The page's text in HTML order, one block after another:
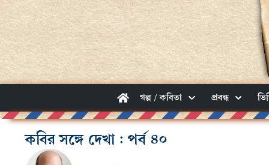
গল্প / কবিতা প্রবন্ধ
কবির সঙ্গে দেখা : পর্ব ৪০